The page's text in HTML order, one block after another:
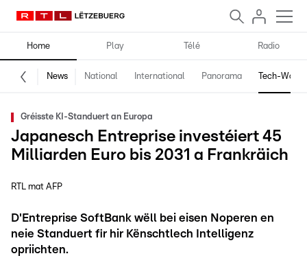
Home Play Télé Radio
News National International Panorama Tech-World
Gréisste KI-Standuert an Europa
Japanesch Entreprise investéiert 45
Milliarden Euro bis 2031 a Frankräich
RTL mat AFP
D'Entreprise SoftBank wëll bei eisen Noperen en
neie Standuert fir hir Kënschtlech Intelligenz
opriichten.